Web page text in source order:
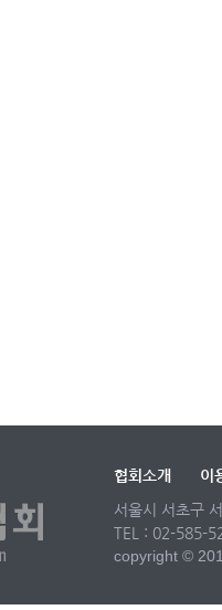
협회소개
이
서울시 서초구
TEL : 02-585-
copyright ©